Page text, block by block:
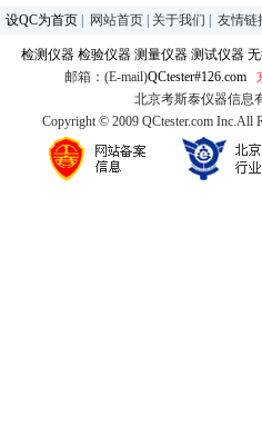
设QC为首页 网站首页 关于我们 友情链
检测仪器 检验仪器 测量仪器 测试仪器
邮箱：(E-mail)QCtester#126.com
北京考斯泰仪器信息
Copyright © 2009 QCtester.com Inc.All